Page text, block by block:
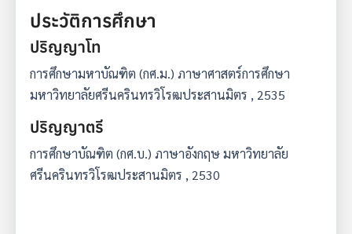
ประวัติการศึกษา
ปริญญาโท
การศึกษามหาบัณฑิต (กศ.ม.) ภาษาศาสตร์การศึกษา
มหาวิทยาลัยศรีนครินทรวิโรฒประสานมิตร , 2535
ปริญญาตรี
การศึกษาบัณฑิต (กศ.บ.) ภาษาอังกฤษ มหาวิทยาลัย
ศรีนครินทรวิโรฒประสานมิตร , 2530